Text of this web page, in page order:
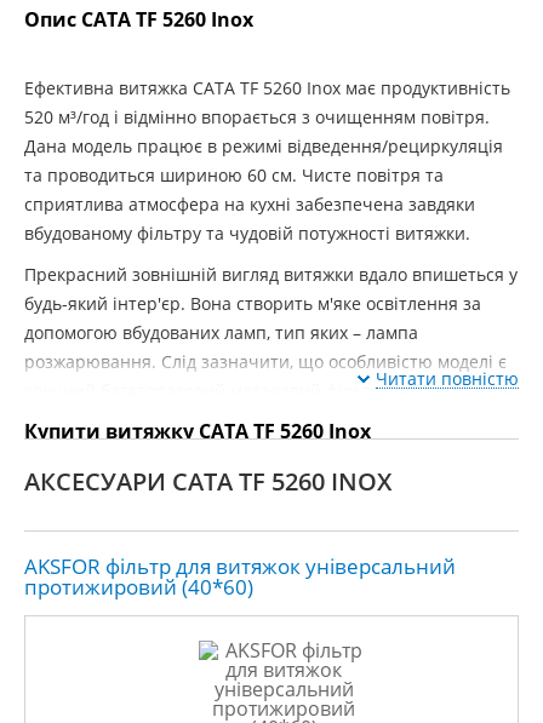
Опис CATA TF 5260 Inox
Ефективна витяжка CATA TF 5260 Inox має продуктивність
520 м³/год і відмінно впорається з очищенням повітря.
Дана модель працює в режимі відведення/рециркуляція
та проводиться шириною 60 см. Чисте повітря та
сприятлива атмосфера на кухні забезпечена завдяки
вбудованому фільтру та чудовій потужності витяжки.
Прекрасний зовнішній вигляд витяжки вдало впишеться у
будь-який інтер'єр. Вона створить м'яке освітлення за
допомогою вбудованих ламп, тип яких – лампа
розжарювання. Слід зазначити, що особливістю моделі є
зручний багаторазовий металевий фільтр касетного типу.
Купити витяжку CATA TF 5260 Inox
Читати повністю
АКСЕСУАРИ CATA TF 5260 INOX
AKSFOR фільтр для витяжок універсальний
протижировий (40*60)